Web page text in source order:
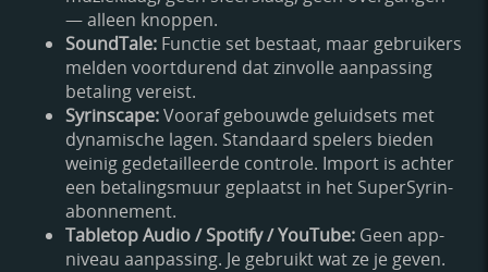
— alleen knoppen.
SoundTale: Functie set bestaat, maar gebruikers
melden voortdurend dat zinvolle aanpassing
betaling vereist.
Syrinscape:Vooraf gebouwde geluidsets met
dynamische lagen. Standaard spelers bieden
weinig gedetailleerde controle. Import is achter
een betalingsmuur geplaatst in het SuperSyrin-
abonnement.
Tabletop Audio / Spotify / YouTube: Geen app-
niveau aanpassing. Je gebruikt wat ze je geven.